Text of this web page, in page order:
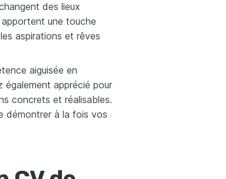
des lieux
une touche
aspirations et rêves
aiguisée en
apprécié pour
concrets et réalisables.
démontrer à la fois vos